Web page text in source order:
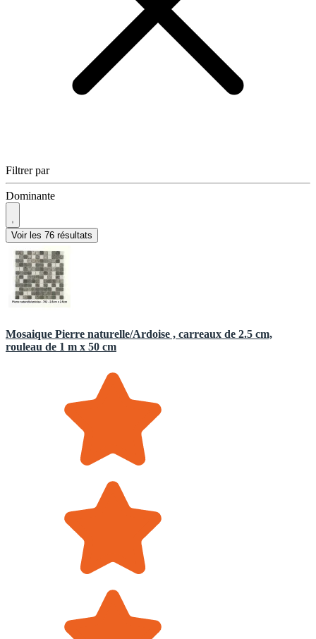
Filtrer par
Dominante
Voir les 76 résultats
Mosaique Pierre naturelle/Ardoise , carreaux de 2.5 cm,
rouleau de 1 m x 50 cm